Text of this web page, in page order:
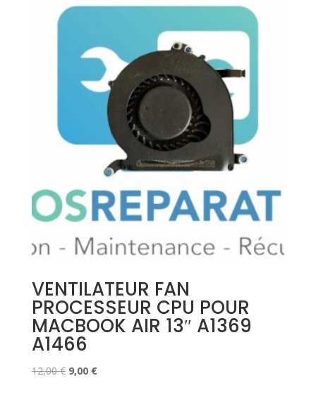
VENTILATEUR FAN
PROCESSEUR CPU POUR
MACBOOK AIR 13″ A1369
A1466
12,00€ Le
9,00 €Le